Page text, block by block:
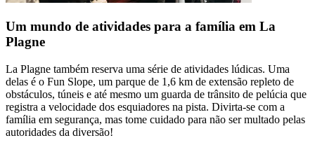
Um mundo de atividades para a família em La
Plagne
La Plagne também reserva uma série de atividades lúdicas. Uma
delas é o Fun Slope, um parque de 1,6 km de extensão repleto de
obstáculos, túneis e até mesmo um guarda de trânsito de pelúcia que
registra a velocidade dos esquiadores na pista. Divirta-se com a
família em segurança, mas tome cuidado para não ser multado pelas
autoridades da diversão!